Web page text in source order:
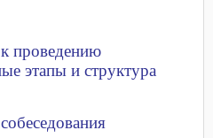
проведению
этапы и структура